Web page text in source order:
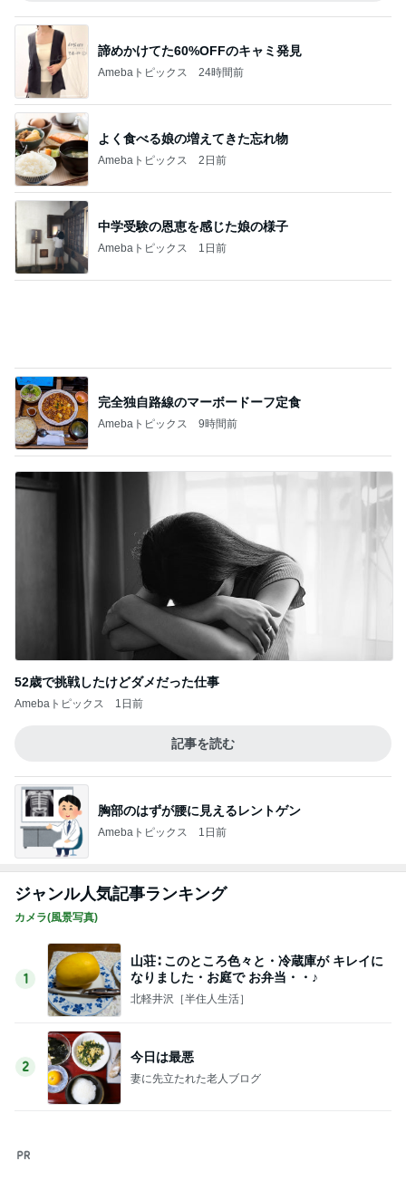
よく食べる娘の増えてきた忘れ物
Amebaトピックス 2日前
中学受験の恩恵を感じた娘の様子
Amebaトピックス 1日前
完全独自路線のマーボードーフ定食
Amebaトピックス 9時間前
52歳で挑戦したけどダメだった仕事
記事を読む
胸部のはずが腰に見えるレントゲン
Amebaトピックス 1日前
1
なりました・お庭で お弁当・・♪
2
妻に先立たれた老人ブログ
3
相変わらずの批判
4
銀座のママ旅行先で注意【愛犬家の為のクソ
ガキ・バカ親から愛犬を守る対策】
銀座のママブログ✨美肌で開運✨銀座ママが作った
5